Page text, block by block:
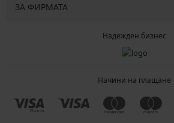
ЗА ФИРМАТА
Надежден бизнес
Начини на плащане